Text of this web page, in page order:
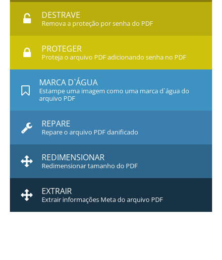
DESTRAVE
Remova a proteção por senha do PDF
PROTEGER
Proteja o arquivo PDF adicionando senha no PDF
MARCA D`ÁGUA
Estampe uma imagem como uma marca d`água do
arquivo PDF
REPARE
Repare o arquivo PDF danificado
REDIMENSIONAR
Redimensionar tamanho do PDF
EXTRAIR
Extrair informações Meta do arquivo PDF